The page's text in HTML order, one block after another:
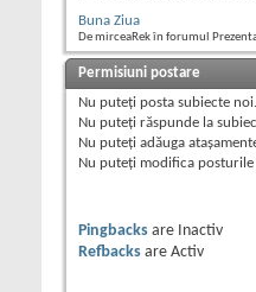
Buna Ziua
De mirceaRek în forumul
Permisiuni postare
Nu puteţi posta subiecte noi.
Nu puteţi răspunde la
Nu puteţi adăuga
Nu puteţi modifica
Pingbacks are
Inactiv
Refbacks are Activ